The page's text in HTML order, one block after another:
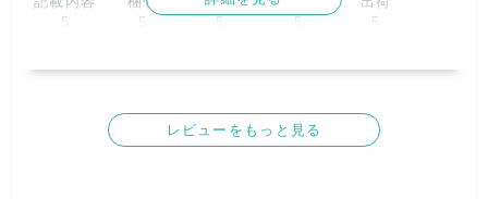
5
5
5
5
5
レビューをもっと見る